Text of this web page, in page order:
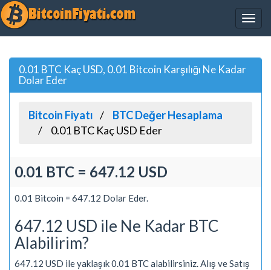
0.01 BTC Kaç USD, 0.01 Bitcoin Karşılığı Ne Kadar
Dolar Eder
Bitcoin Fiyatı
BTC Değer Hesaplama
0.01 BTC Kaç USD Eder
0.01 BTC = 647.12 USD
0.01 Bitcoin = 647.12 Dolar Eder.
647.12 USD ile Ne Kadar BTC
Alabilirim?
647.12 USD ile yaklaşık 0.01 BTC alabilirsiniz. Alış ve Satış